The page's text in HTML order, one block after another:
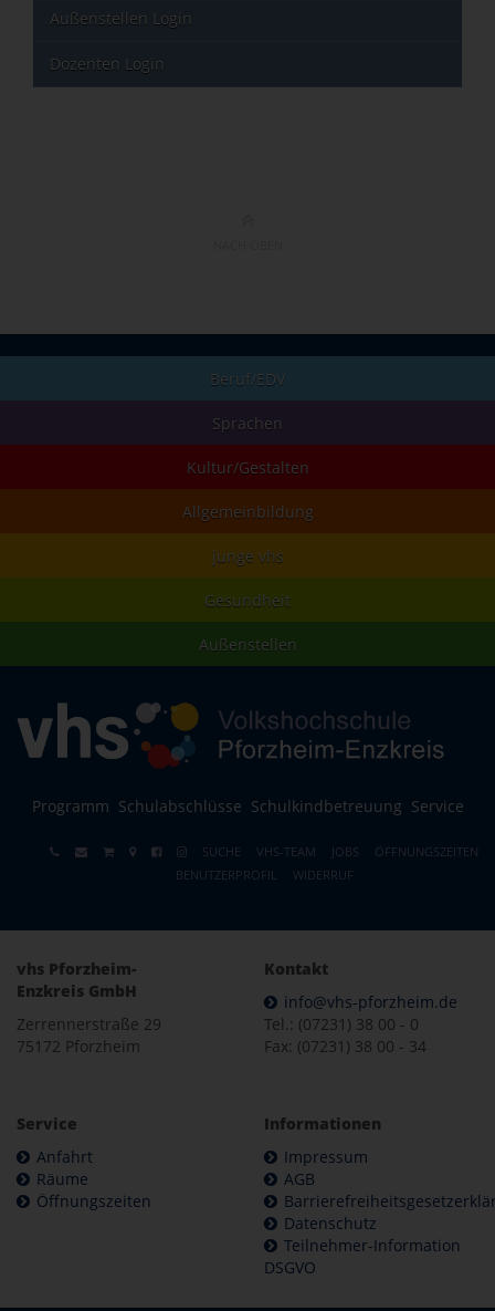
Außenstellen Login
Dozenten Login
Beruf/EDV
Sprachen
Kultur/Gestalten
Allgemeinbildung
junge vhs
Gesundheit
Außenstellen
Programm Schulabschlüsse Schulkindbetreuung Service
SUCHE VHS-TEAM JOBS
ÖFFNUNGSZEITEN
BENUTZERPROFIL
WIDERRUF
vhs Pforzheim-
Enzkreis GmbH
Zerrennerstraße 29
75172 Pforzheim
Kontakt
info@vhs-pforzheim.de
Tel.: (07231) 38 00 - 0
Fax: (07231) 38 00 - 34
Service
Anfahrt
Räume
Öffnungszeiten
Informationen
Impressum
AGB
Datenschutz
Teilnehmer-Information
DSGVO